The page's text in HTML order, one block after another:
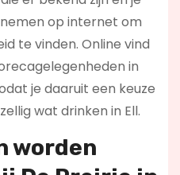
op internet om
te vinden. Online vind
in
je daaruit een keuze
wat drinken in Ell.
worden